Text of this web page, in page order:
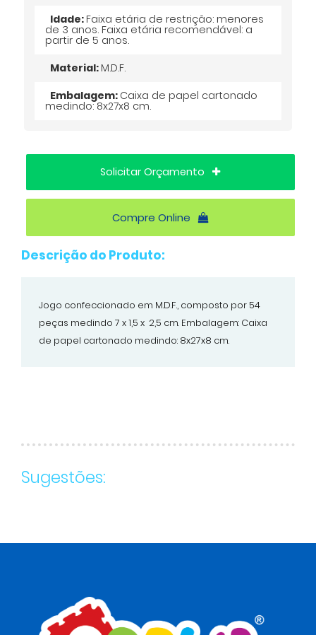
Idade: Faixa etária de restrição: menores
de 3 anos. Faixa etária recomendável: a
partir de 5 anos.
Material: M.D.F.
Embalagem: Caixa de papel cartonado
medindo: 8x27x8 cm.
Solicitar Orçamento
Compre Online
Descrição do Produto:
Jogo confeccionado em M.D.F., composto por 54
peças medindo 7 x 1,5 x 2,5 cm. Embalagem: Caixa
de papel cartonado medindo: 8x27x8 cm.
Sugestões: